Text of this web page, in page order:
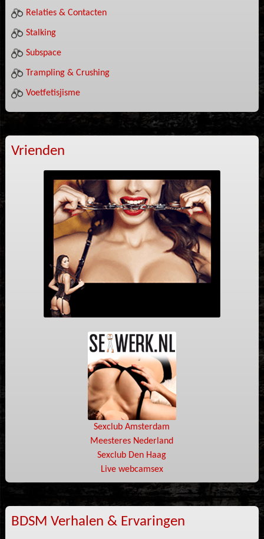
Relaties & Contacten
Stalking
Subspace
Trampling & Crushing
Voetfetisjisme
Vrienden
Sexclub Amsterdam
Meesteres Nederland
Sexclub Den Haag
Live webcamsex
BDSM Verhalen & Ervaringen